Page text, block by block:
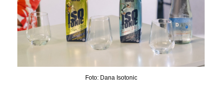
Foto: Dana Isotonic